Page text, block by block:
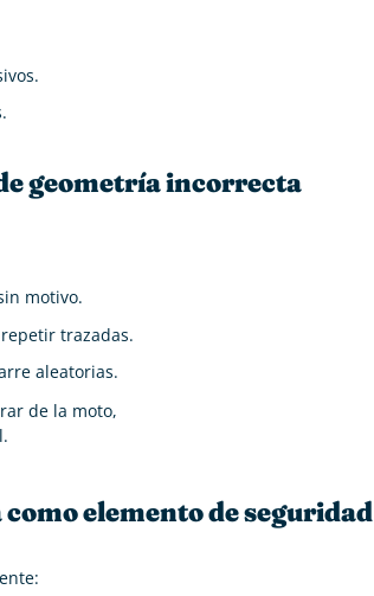
geometría incorrecta
motivo.
trazadas.
aleatorias.
de la moto,
elemento de seguridad